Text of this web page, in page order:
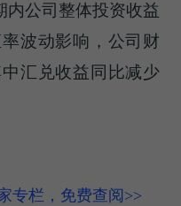
内公司整体投资收益
波动影响，公司财
汇兑收益同比减少
专栏，免费查阅>>